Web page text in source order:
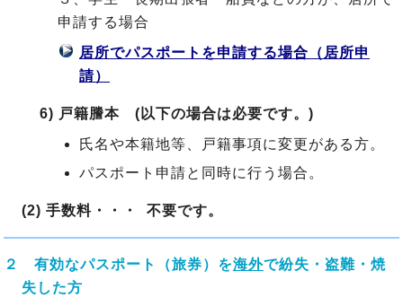
申請する場合
居所でパスポートを申請する場合（居所申
請）
6) 戸籍謄本 (以下の場合は必要です。)
氏名や本籍地等、戸籍事項に変更がある方。
パスポート申請と同時に行う場合。
(2) 手数料・・・ 不要です。
２ 有効なパスポート（旅券）を海外で紛失・盗難・焼
失した方